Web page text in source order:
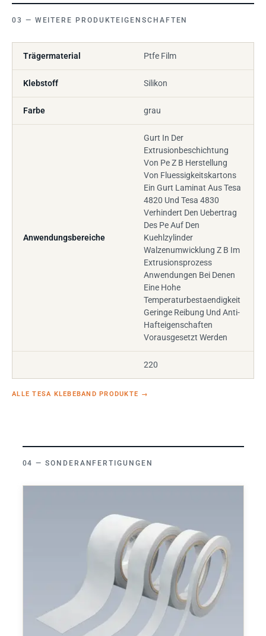
WEITERE PRODUKTEIGENSCHAFTEN
Trägermaterial Ptfe Film
Klebstoff Silikon
Farbe grau
Anwendungsbereiche
Gurt In Der
Extrusionbeschichtung
Von Pe Z B Herstellung
Von Fluessigkeitskartons
Ein Gurt Laminat Aus Tesa
4820 Und Tesa 4830
Verhindert Den Uebertrag
Des Pe Auf Den
Kuehlzylinder
Walzenumwicklung Z B Im
Extrusionsprozess
Anwendungen Bei Denen
Eine Hohe
Temperaturbestaendigkeit
Geringe Reibung Und Anti-
Hafteigenschaften
Vorausgesetzt Werden
220
ALLE TESA KLEBEBAND PRODUKTE →
SONDERANFERTIGUNGEN